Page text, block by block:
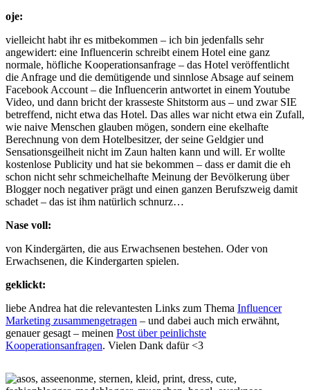
oje:
vielleicht habt ihr es mitbekommen – ich bin jedenfalls sehr
angewidert: eine Influencerin schreibt einem Hotel eine ganz
normale, höfliche Kooperationsanfrage – das Hotel veröffentlicht
die Anfrage und die demütigende und sinnlose Absage auf seinem
Facebook Account – die Influencerin antwortet in einem Youtube
Video, und dann bricht der krasseste Shitstorm aus – und zwar SIE
betreffend, nicht etwa das Hotel. Das alles war nicht etwa ein Zufall,
wie naive Menschen glauben mögen, sondern eine ekelhafte
Berechnung von dem Hotelbesitzer, der seine Geldgier und
Sensationsgeilheit nicht im Zaun halten kann und will. Er wollte
kostenlose Publicity und hat sie bekommen – dass er damit die eh
schon nicht sehr schmeichelhafte Meinung der Bevölkerung über
Blogger noch negativer prägt und einen ganzen Berufszweig damit
schadet – das ist ihm natürlich schnurz…
Nase voll:
von Kindergärten, die aus Erwachsenen bestehen. Oder von
Erwachsenen, die Kindergarten spielen.
geklickt:
liebe Andrea hat die relevantesten Links zum Thema Influencer
Marketing zusammengetragen – und dabei auch mich erwähnt,
genauer gesagt – meinen Post über peinlichste
Kooperationsanfragen. Vielen Dank dafür <3